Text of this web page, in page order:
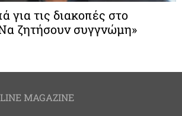
για τις διακοπές στο
ζητήσουν συγγνώμη»
MAGAZINE